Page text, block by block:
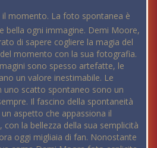
il momento. La foto spontanea è
bella ogni immagine. Demi Moore,
di sapere cogliere la magia del
momento con la sua fotografia.
sono spesso artefatte, le
un valore inestimabile. Le
uno scatto spontaneo sono un
Il fascino della spontaneità
aspetto che appassiona il
con la bellezza della sua semplicità
oggi migliaia di fan. Nonostante